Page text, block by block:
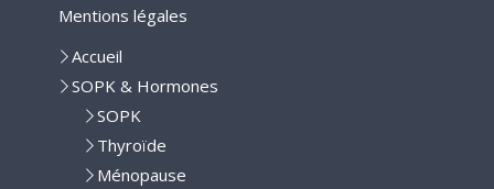
Mentions légales
Accueil
SOPK & Hormones
SOPK
Thyroïde
Ménopause